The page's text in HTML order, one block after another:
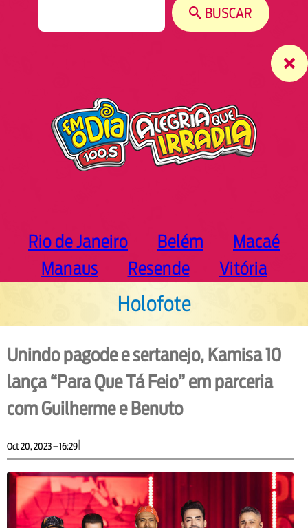
BUSCAR
Rio de Janeiro Belém
Macaé
Manaus
Resende Vitória
Holofote
Unindo pagode e sertanejo, Kamisa 10
lança “Para Que Tá Feio” em parceria
com Guilherme e Benuto
Oct 20, 2023 – 16:29